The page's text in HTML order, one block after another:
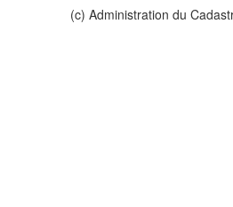
(c) Administration du